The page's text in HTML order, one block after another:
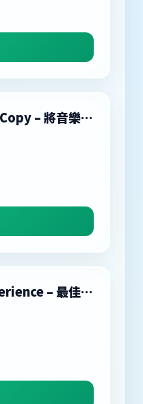
Exact Audio Copy – 將音樂 CD 轉換為 WAV、MP3、WMA
GeForce Experience – 最佳化遊戲效能、遊戲擷取、遊戲直播